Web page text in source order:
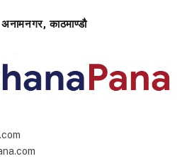
अनामनगर, काठमाण्डौ